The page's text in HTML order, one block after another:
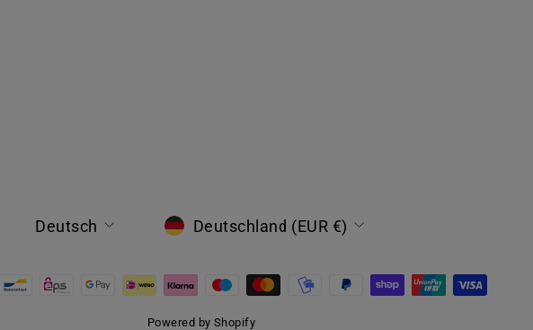
SPRACHE
Deutsch WÄHRUNG
Deutschland (EUR €)
Powered by Shopify